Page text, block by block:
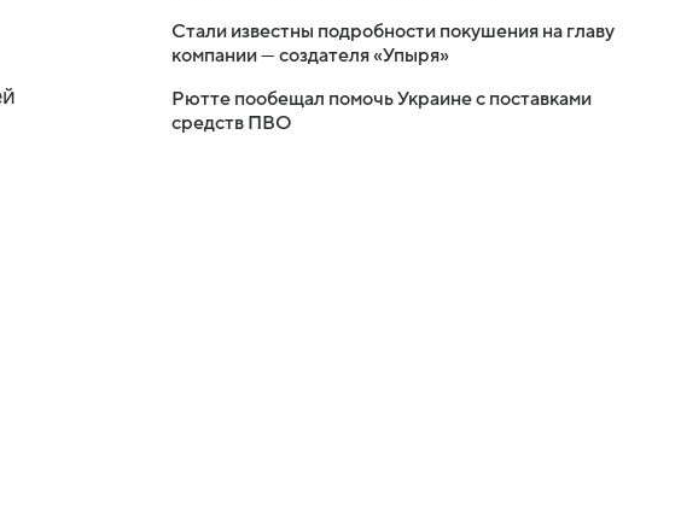
Стали известны подробности покушения на главу
компании — создателя «Упыря»
Рютте пообещал помочь Украине с поставками
средств ПВО